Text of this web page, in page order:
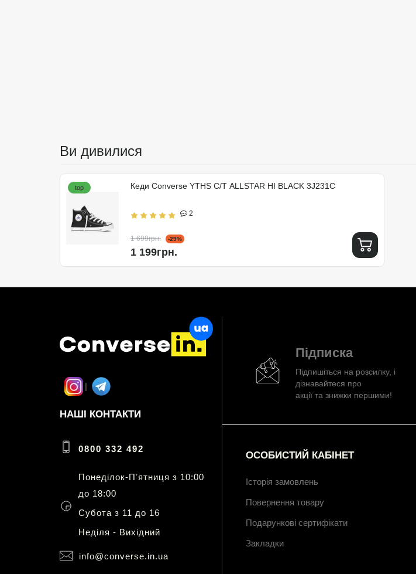
Ви дивилися
top Кеди Converse YTHS C/T ALLSTAR HI BLACK 3J231C
2
1 699грн. -29%
1 199грн.
НАШІ КОНТАКТИ
0800 332 492
Понеділок-Пʼятниця з 10:00
до 18:00
Субота з 11 до 16
Неділя - Вихідний
info@converse.in.ua
Підписка
Підпишіться на розсилку, і
дізнавайтеся про
акції та знижки першими!
ОСОБИСТИЙ КАБІНЕТ
Історія замовлень
Повернення товару
Подарункові сертифікати
Закладки